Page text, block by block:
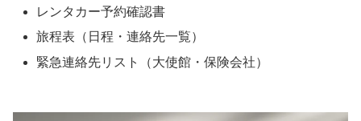
レンタカー予約確認書
旅程表（日程・連絡先一覧）
緊急連絡先リスト（大使館・保険会社）